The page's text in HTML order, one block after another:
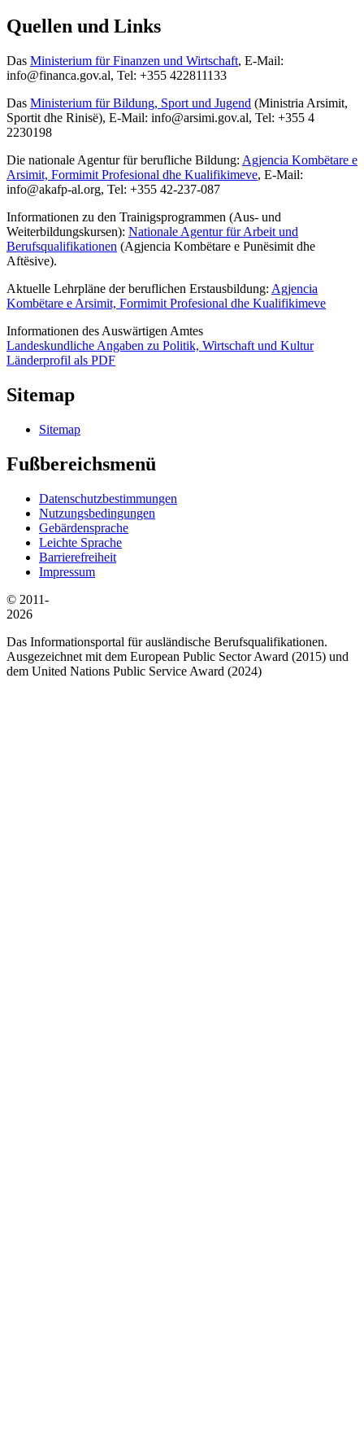
Quellen und Links
Das Ministerium für Finanzen und Wirtschaft, E-Mail:
info@financa.gov.al, Tel: +355 422811133
Das Ministerium für Bildung, Sport und Jugend (Ministria Arsimit,
Sportit dhe Rinisë), E-Mail: info@arsimi.gov.al, Tel: +355 4
2230198
Die nationale Agentur für berufliche Bildung: Agjencia Kombëtare e
Arsimit, Formimit Profesional dhe Kualifikimeve, E-Mail:
info@akafp-al.org, Tel: +355 42-237-087
Informationen zu den Trainigsprogrammen (Aus- und
Weiterbildungskursen): Nationale Agentur für Arbeit und
Berufsqualifikationen (Agjencia Kombëtare e Punësimit dhe
Aftësive).
Aktuelle Lehrpläne der beruflichen Erstausbildung: Agjencia
Kombëtare e Arsimit, Formimit Profesional dhe Kualifikimeve
Informationen des Auswärtigen Amtes
Landeskundliche Angaben zu Politik, Wirtschaft und Kultur
Länderprofil als PDF
Sitemap
Sitemap
Fußbereichsmenü
Datenschutzbestimmungen
Nutzungsbedingungen
Gebärdensprache
Leichte Sprache
Barrierefreiheit
Impressum
© 2011-
2026
Das Informationsportal für ausländische Berufsqualifikationen.
Ausgezeichnet mit dem European Public Sector Award (2015) und
dem United Nations Public Service Award (2024)